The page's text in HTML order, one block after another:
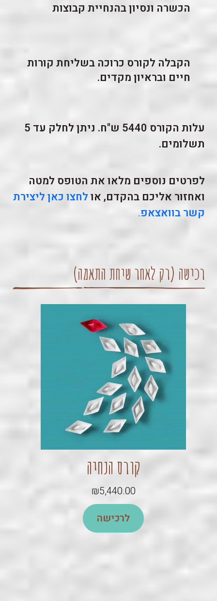
הכשרה ונסיון בהנחיית קבוצות
הקבלה לקורס כרוכה בשליחת קורות
חיים ובראיון מקדים.
עלות הקורס
. ניתן לחלק עד 5
תשלומים.
לפרטים נוספים מלאו את הטופס למטה
ואחזור אליכם בהקדם, אולחצו כאן ליצירת
קשר בוואצאפ.
רכישה (רק לאחר שיחת התאמה)
קורס הנחיה
₪5,440.00
לרכישה